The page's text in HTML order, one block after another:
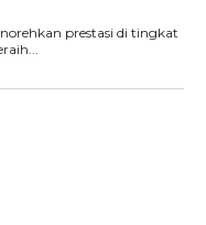
prestasi di tingkat